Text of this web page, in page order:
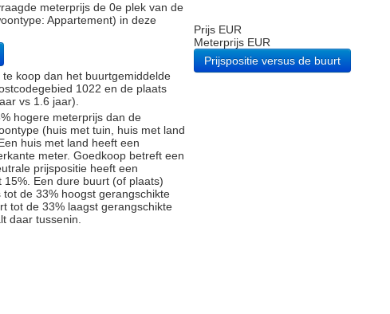
meterprijs de 0e plek van de
Appartement) in deze
koop dan het buurtgemiddelde
1022 en de plaats
vs 1.6 jaar).
hogere meterprijs dan de
(huis met tuin, huis met land
huis met land heeft een
meter. Goedkoop betreft een
prijspositie heeft een
Een dure buurt (of plaats)
de 33% hoogst gerangschikte
tot de 33% laagst gerangschikte
daar tussenin.
Prijs EUR
Meterprijs EUR
Prijspositie versus de buurt